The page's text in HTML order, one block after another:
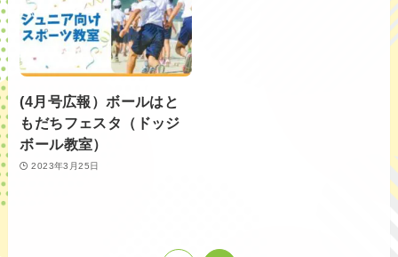
(4月号広報）ボールはと
もだちフェスタ（ドッジ
ボール教室）
2023年3月25日